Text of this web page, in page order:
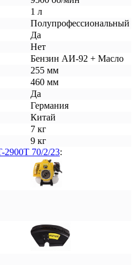
1 л
Полупрофессиональный
Да
Нет
Бензин АИ-92 + Масло
255 мм
460 мм
Да
Германия
Китай
7 кг
9 кг
2900T 70/2/23: